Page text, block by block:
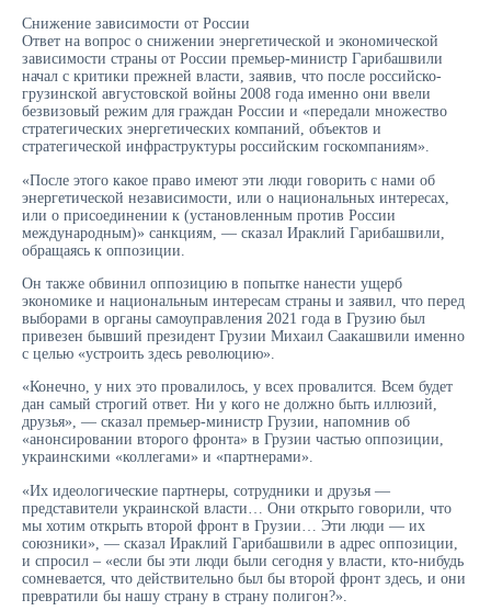
Снижение зависимости от России
Ответ на вопрос о снижении энергетической и экономической
зависимости страны от России премьер-министр Гарибашвили
начал с критики прежней власти, заявив, что после российско-
грузинской августовской войны 2008 года именно они ввели
безвизовый режим для граждан России и «передали множество
стратегических энергетических компаний, объектов и
стратегической инфраструктуры российским госкомпаниям».
«После этого какое право имеют эти люди говорить с нами об
энергетической независимости, или о национальных интересах,
или о присоединении к (установленным против России
международным)» санкциям, — сказал Ираклий Гарибашвили,
обращаясь к оппозиции.
Он также обвинил оппозицию в попытке нанести ущерб
экономике и национальным интересам страны и заявил, что перед
выборами в органы самоуправления 2021 года в Грузию был
привезен бывший президент Грузии Михаил Саакашвили именно
с целью «устроить здесь революцию».
«Конечно, у них это провалилось, у всех провалится. Всем будет
дан самый строгий ответ. Ни у кого не должно быть иллюзий,
друзья», — сказал премьер-министр Грузии, напомнив об
«анонсировании второго фронта» в Грузии частью оппозиции,
украинскими «коллегами» и «партнерами».
«Их идеологические партнеры, сотрудники и друзья —
представители украинской власти… Они открыто говорили, что
мы хотим открыть второй фронт в Грузии… Эти люди — их
союзники», — сказал Ираклий Гарибашвили в адрес оппозиции,
и спросил – «если бы эти люди были сегодня у власти, кто-нибудь
сомневается, что действительно был бы второй фронт здесь, и они
превратили бы нашу страну в страну полигон?».